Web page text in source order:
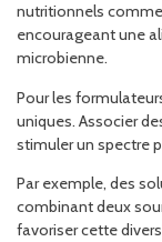
nutritionnels
encourageant une
microbienne.
Pour les
uniques. Associer
stimuler un spectre
Par exemple, des
combinant deux
favoriser cette